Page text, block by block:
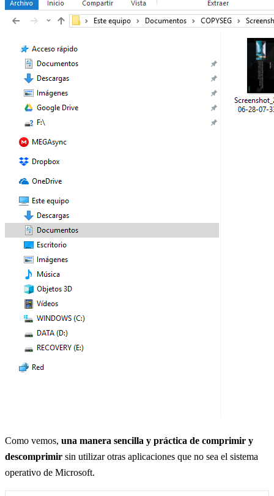
Como vemos, una manera sencilla y práctica de comprimir y
descomprimir sin utilizar otras aplicaciones que no sea el sistema
operativo de Microsoft.